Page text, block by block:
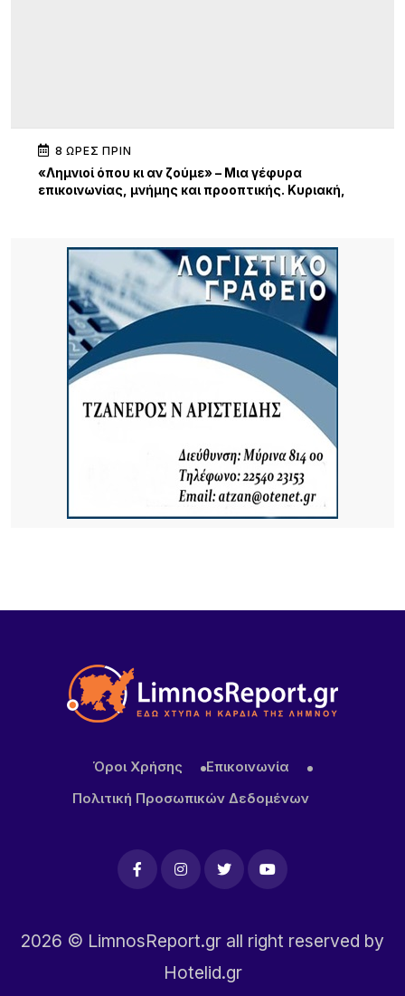
8 ΏΡΕΣ ΠΡΙΝ
«Λημνιοί όπου κι αν ζούμε» – Μια γέφυρα
επικοινωνίας, μνήμης και προοπτικής. Κυριακή,
11 ΏΡΕΣ ΠΡΙΝ
Σχέδια Βελτίωσης: Έρχονται επιδοτήσεις έως
70% για επενδύσεις αγροτών και συλλογικών
σχημάτων – Σημαντική ευκαιρία και για τη Λήμνο
12 ΏΡΕΣ ΠΡΙΝ
Κύκλος Ομιλιών για τα 100 χρόνια της Νέας
Κούταλης Ιστορία, προσωπικότητες και
συλλογική μνήμη 9, 10 Αυγούστου 2026 |
Νέα τουρκική πρόκληση στο Αιγαίο – Η Λήμνος στο
Όροι Χρήσης
Επικοινωνία
Πολιτική Προσωπικών Δεδομένων
2026 © LimnosReport.gr all right reserved by
Hotelid.gr